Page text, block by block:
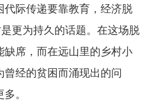
际传递要靠教育，经济脱
更为持久的话题。在这场脱
席，而在远山里的乡村小
经的贫困而涌现出的问
。